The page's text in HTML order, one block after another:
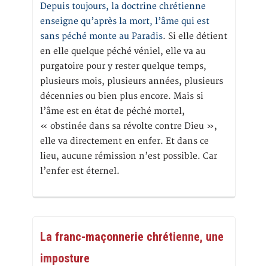
Depuis toujours, la doctrine chrétienne
enseigne qu’après la mort, l’âme qui est
sans péché monte au Paradis. Si elle détient
en elle quelque péché véniel, elle va au
purgatoire pour y rester quelque temps,
plusieurs mois, plusieurs années, plusieurs
décennies ou bien plus encore. Mais si
l’âme est en état de péché mortel,
« obstinée dans sa révolte contre Dieu »,
elle va directement en enfer. Et dans ce
lieu, aucune rémission n’est possible. Car
l’enfer est éternel.
La franc-maçonnerie chrétienne, une
imposture